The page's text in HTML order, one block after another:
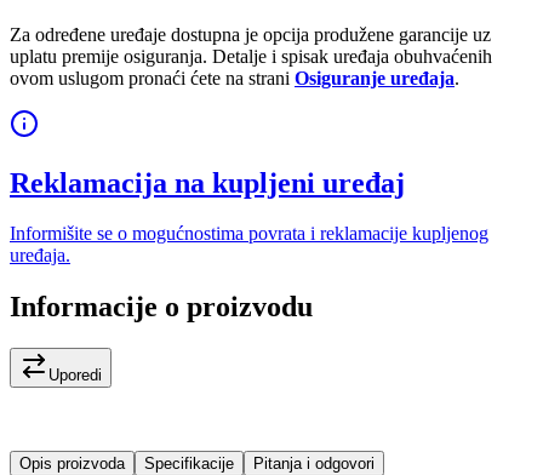
Za određene uređaje dostupna je opcija produžene garancije uz
uplatu premije osiguranja. Detalje i spisak uređaja obuhvaćenih
ovom uslugom pronaći ćete na strani Osiguranje uređaja.
Reklamacija na kupljeni uređaj
Informišite se o mogućnostima povrata i reklamacije kupljenog
uređaja.
Informacije o proizvodu
Uporedi
Opis proizvoda Specifikacije Pitanja i odgovori